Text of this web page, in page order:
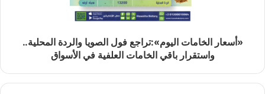
«أسعار الخامات اليوم»:تراجع فول الصويا والردة المحلية..
واستقرار باقي الخامات العلفية في الأسواق